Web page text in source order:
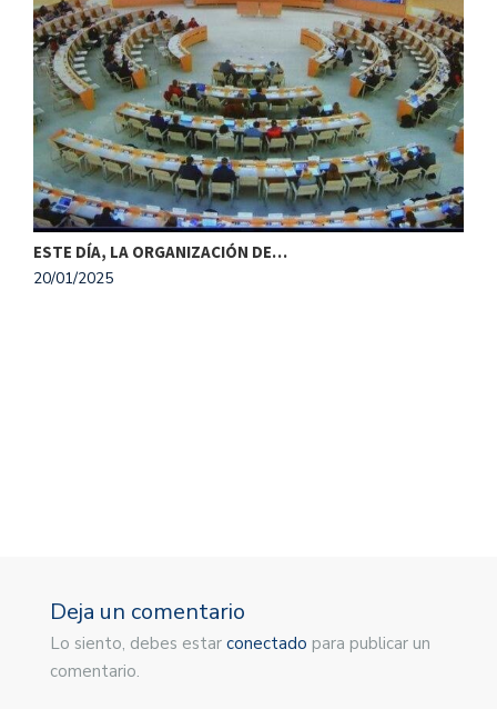
ESTE DÍA, LA ORGANIZACIÓN DE…
20/01/2025
Deja un comentario
Lo siento, debes estar conectado para publicar un
comentario.